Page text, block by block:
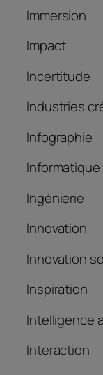
Immersion
Impact
Incertitude
Industries
Infographie
Informatique
Ingénierie
Innovation
Innovation
Inspiration
Intelligence
Interaction